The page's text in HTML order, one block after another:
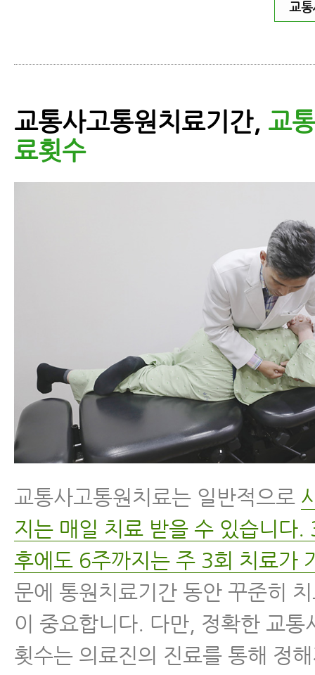
교
교통사고통원치료기간, 교
료횟수
교통사고통원치료는 일반적으로
지는 매일 치료 받을 수 있습니다.
후에도 6주까지는 주 3회 치료가
문에 통원치료기간 동안 꾸준히
이 중요합니다. 다만, 정확한 교통
횟수는 의료진의 진료를 통해 정